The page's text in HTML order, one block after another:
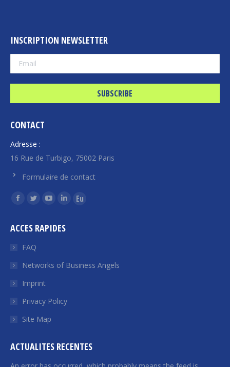
INSCRIPTION NEWSLETTER
CONTACT
Adresse :
16 Rue de Turbigo, 75002 Paris
Formulaire de contact
Find us on:
Facebook
opens
window
Twitter
opens
in
window
YouTube
opens
window
Linkedin
opens
window
Euroquity
window
ACCES RAPIDES
FAQ
Networks of Business Angels
Imprint
Privacy Policy
Site Map
ACTUALITES RECENTES